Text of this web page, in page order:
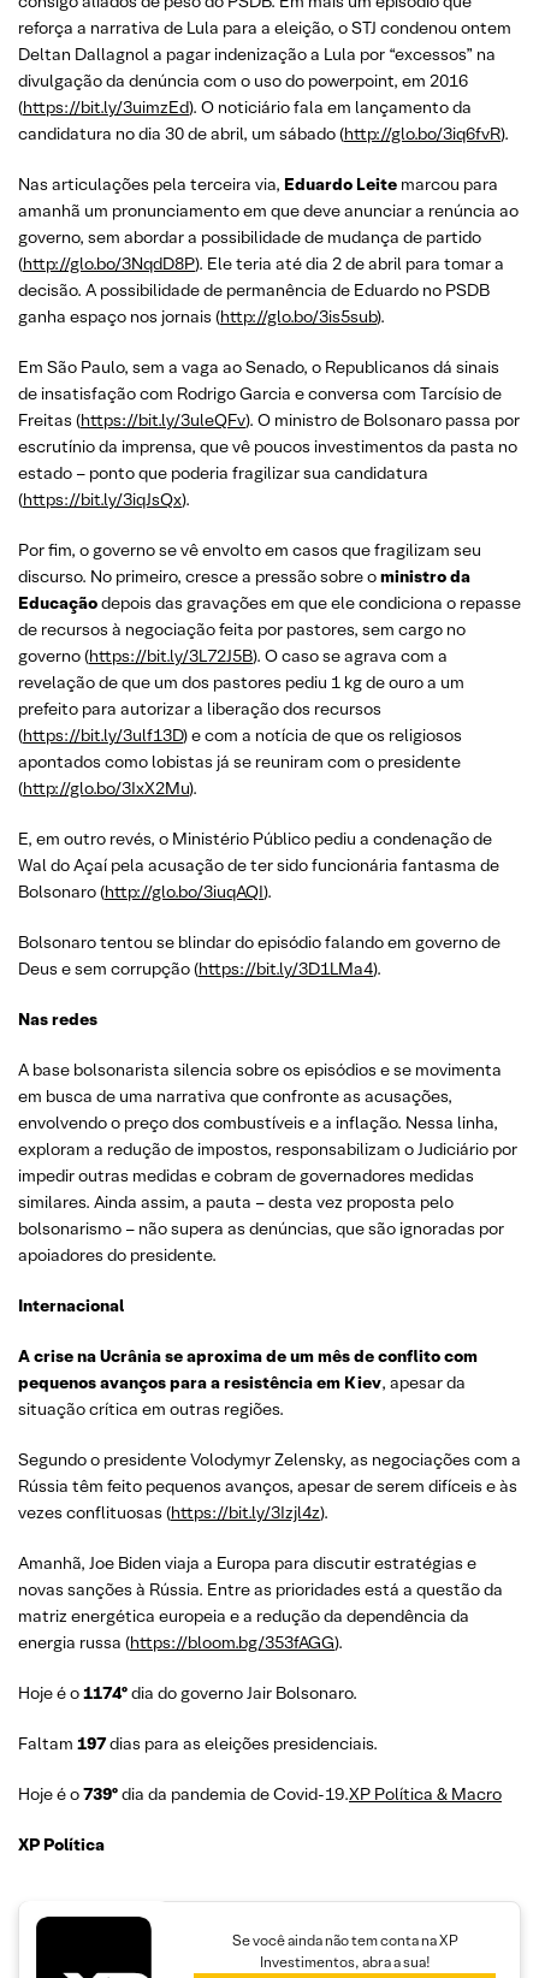
reforça a narrativa de Lula para a eleição, o STJ condenou ontem
Deltan Dallagnol a pagar indenização a Lula por “excessos” na
divulgação da denúncia com o uso do powerpoint, em 2016
(https://bit.ly/3uimzEd). O noticiário fala em lançamento da
candidatura no dia 30 de abril, um sábado (http://glo.bo/3iq6fvR).
Nas articulações pela terceira via, Eduardo Leite marcou para
amanhã um pronunciamento em que deve anunciar a renúncia ao
governo, sem abordar a possibilidade de mudança de partido
(http://glo.bo/3NqdD8P). Ele teria até dia 2 de abril para tomar a
decisão. A possibilidade de permanência de Eduardo no PSDB
ganha espaço nos jornais (http://glo.bo/3is5sub).
Em São Paulo, sem a vaga ao Senado, o Republicanos dá sinais
de insatisfação com Rodrigo Garcia e conversa com Tarcísio de
Freitas (https://bit.ly/3uleQFv). O ministro de Bolsonaro passa por
escrutínio da imprensa, que vê poucos investimentos da pasta no
estado – ponto que poderia fragilizar sua candidatura
(https://bit.ly/3iqJsQx).
Por fim, o governo se vê envolto em casos que fragilizam seu
discurso. No primeiro, cresce a pressão sobre oministro da
Educaçãodepois das gravações em que ele condiciona o repasse
de recursos à negociação feita por pastores, sem cargo no
governo (https://bit.ly/3L72J5B). O caso se agrava com a
revelação de que um dos pastores pediu 1 kg de ouro a um
prefeito para autorizar a liberação dos recursos
(https://bit.ly/3ulf13D) e com a notícia de que os religiosos
apontados como lobistas já se reuniram com o presidente
(http://glo.bo/3IxX2Mu).
E, em outro revés, o Ministério Público pediu a condenação de
Wal do Açaí pela acusação de ter sido funcionária fantasma de
Bolsonaro (http://glo.bo/3iuqAQI).
Bolsonaro tentou se blindar do episódio falando em governo de
Deus e sem corrupção (https://bit.ly/3D1LMa4).
Nas redes
A base bolsonarista silencia sobre os episódios e se movimenta
em busca de uma narrativa que confronte as acusações,
envolvendo o preço dos combustíveis e a inflação. Nessa linha,
exploram a redução de impostos, responsabilizam o Judiciário por
impedir outras medidas e cobram de governadores medidas
similares. Ainda assim, a pauta – desta vez proposta pelo
bolsonarismo – não supera as denúncias, que são ignoradas por
apoiadores do presidente.
Internacional
A crise na Ucrânia se aproxima de um mês de conflito com
pequenos avanços para a resistência em Kiev, apesar da
situação crítica em outras regiões.
Segundo o presidente Volodymyr Zelensky, as negociações com a
Rússia têm feito pequenos avanços, apesar de serem difíceis e às
vezes conflituosas (https://bit.ly/3Izjl4z).
Amanhã, Joe Biden viaja a Europa para discutir estratégias e
novas sanções à Rússia. Entre as prioridades está a questão da
matriz energética europeia e a redução da dependência da
energia russa (https://bloom.bg/353fAGG).
Hoje é o1174ºdia do governo Jair Bolsonaro.
Faltam 197dias para as eleições presidenciais.
Hoje é o739ºdia da pandemia de Covid-19.XP Política & Macro
XP Política
Se você ainda não tem conta na XP
Investimentos, abra a sua!